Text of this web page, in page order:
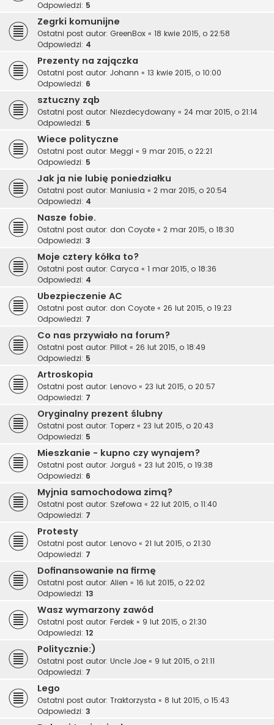
Odpowiedzi: 5
Zegrki komunijne
Ostatni post autor: GreenBox « 18 kwie 2015, o 22:58
Odpowiedzi: 4
Prezenty na zajączka
Ostatni post autor: Johann « 13 kwie 2015, o 10:00
Odpowiedzi: 6
sztuczny ząb
Ostatni post autor: Niezdecydowany « 24 mar 2015, o 21:14
Odpowiedzi: 5
Wiece polityczne
Ostatni post autor: Meggi « 9 mar 2015, o 22:21
Odpowiedzi: 5
Jak ja nie lubię poniedziałku
Ostatni post autor: Maniusia « 2 mar 2015, o 20:54
Odpowiedzi: 4
Nasze fobie.
Ostatni post autor: don Coyote « 2 mar 2015, o 18:30
Odpowiedzi: 3
Moje cztery kółka to?
Ostatni post autor: Caryca « 1 mar 2015, o 18:36
Odpowiedzi: 4
Ubezpieczenie AC
Ostatni post autor: don Coyote « 26 lut 2015, o 19:23
Odpowiedzi: 7
Co nas przywiało na forum?
Ostatni post autor: Pillot « 26 lut 2015, o 18:49
Odpowiedzi: 5
Artroskopia
Ostatni post autor: Lenovo « 23 lut 2015, o 20:57
Odpowiedzi: 7
Oryginalny prezent ślubny
Ostatni post autor: Toperz « 23 lut 2015, o 20:43
Odpowiedzi: 5
Mieszkanie - kupno czy wynajem?
Ostatni post autor: Jorguś « 23 lut 2015, o 19:38
Odpowiedzi: 6
Myjnia samochodowa zimą?
Ostatni post autor: Szefowa « 22 lut 2015, o 11:40
Odpowiedzi: 7
Protesty
Ostatni post autor: Lenovo « 21 lut 2015, o 21:30
Odpowiedzi: 7
Dofinansowanie na firmę
Ostatni post autor: Alien « 16 lut 2015, o 22:02
Odpowiedzi: 13
Wasz wymarzony zawód
Ostatni post autor: Ferdek « 9 lut 2015, o 21:30
Odpowiedzi: 12
Politycznie:)
Ostatni post autor: Uncle Joe « 9 lut 2015, o 21:11
Odpowiedzi: 7
Lego
Ostatni post autor: Traktorzysta « 8 lut 2015, o 15:43
Odpowiedzi: 3